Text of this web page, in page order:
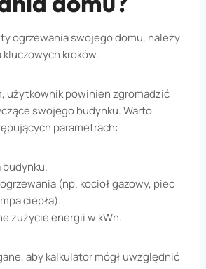
ogrzewania swojego domu, należy
kluczowych kroków.
użytkownik powinien zgromadzić
swojego budynku. Warto
parametrach:
(np. kocioł gazowy, piec
ciepła).
zużycie energii w kWh.
aby kalkulator mógł uwzględnić